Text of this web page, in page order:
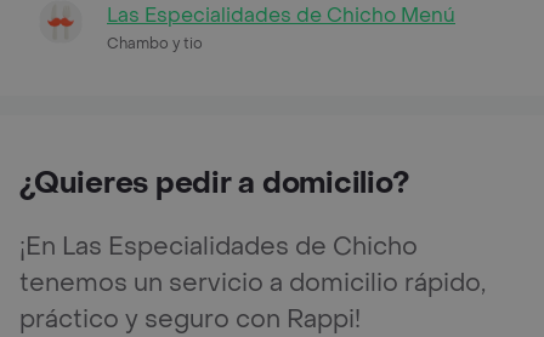
Las Especialidades de Chicho Menú
Chambo y tio
¿Quieres pedir a domicilio?
¡En Las Especialidades de Chicho
tenemos un servicio a domicilio rápido,
práctico y seguro con Rappi!